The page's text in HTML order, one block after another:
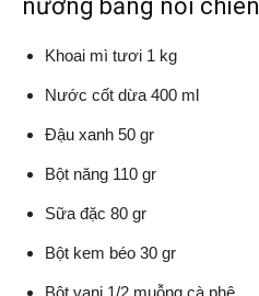
nướng bằng nồi chiên
Khoai mì tươi 1 kg
Nước cốt dừa 400 ml
Đậu xanh 50 gr
Bột năng 110 gr
Sữa đặc 80 gr
Bột kem béo 30 gr
Bột vani 1/2 muỗng cà phê